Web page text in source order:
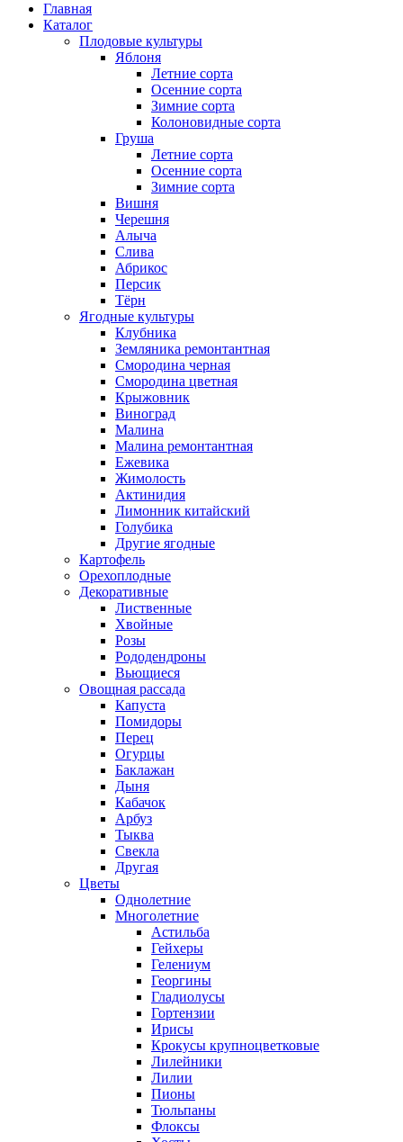
Главная
Каталог
Плодовые культуры
Яблоня
Летние сорта
Осенние сорта
Зимние сорта
Колоновидные сорта
Груша
Летние сорта
Осенние сорта
Зимние сорта
Вишня
Черешня
Алыча
Слива
Абрикос
Персик
Тёрн
Ягодные культуры
Клубника
Земляника ремонтантная
Смородина черная
Смородина цветная
Крыжовник
Виноград
Малина
Малина ремонтантная
Ежевика
Жимолость
Актинидия
Лимонник китайский
Голубика
Другие ягодные
Картофель
Орехоплодные
Декоративные
Лиственные
Хвойные
Розы
Рододендроны
Вьющиеся
Овощная рассада
Капуста
Помидоры
Перец
Огурцы
Баклажан
Дыня
Кабачок
Арбуз
Тыква
Свекла
Другая
Цветы
Однолетние
Многолетние
Астильба
Гейхеры
Гелениум
Георгины
Гладиолусы
Гортензии
Ирисы
Крокусы крупноцветковые
Лилейники
Лилии
Пионы
Тюльпаны
Флоксы